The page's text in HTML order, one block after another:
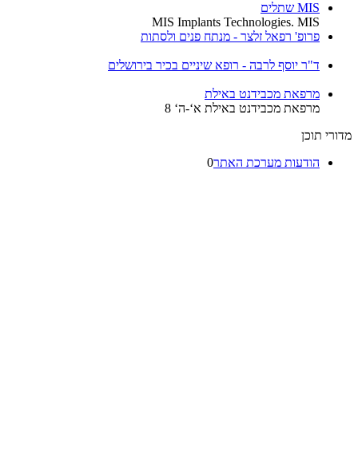
MIS שתלים
MIS Implants Technologies. MIS
פרופ' רפאל זלצר - מנתח פנים ולסתות
ד"ר יוסף לרבה - רופא שיניים בכיר בירושלים
מרפאת מכבידנט באילת
מרפאת מכבידנט באילת א‘-ה‘ 8
מדורי תוכן
הודעות מערכת האתר0